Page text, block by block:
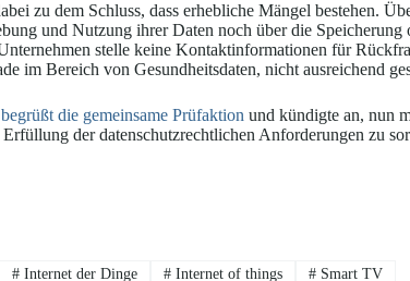
zu dem Schluss, dass erhebliche Mängel bestehen.
und Nutzung ihrer Daten noch über die Speicherung
stelle keine Kontaktinformationen für
im Bereich von Gesundheitsdaten, nicht ausreichend
die gemeinsame Prüfaktion und kündigte an, nun
der datenschutzrechtlichen Anforderungen zu
# Internet der Dinge # Internet of things #Smart TV